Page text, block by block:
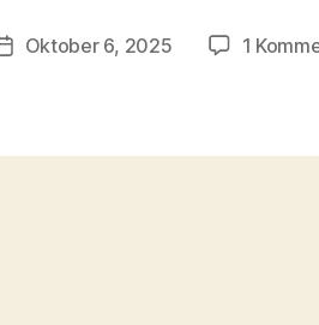
Beitragsdatum
Oktober 6, 2025 1